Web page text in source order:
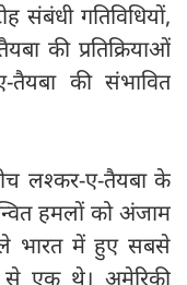
गतिविधियों,
की प्रतिक्रियाओं
की संभावित
लश्कर-ए-तैयबा के
हमलों को अंजाम
भारत में हुए सबसे
से एक थे। अमेरिकी